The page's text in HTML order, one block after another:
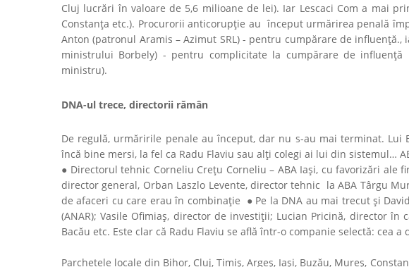
Cluj lucrări în valoare de 5,6 milioane de lei). Iar Lescaci Com a mai
Constanţa etc.). Procurorii anticorupţie au început urmărirea penală
Anton (patronul Aramis – Azimut SRL) - pentru cumpărare de
ministrului Borbely) - pentru complicitate la cumpărare de
ministru).
DNA-ul trece, directorii rămân
De regulă, urmăririle penale au început, dar nu s-au mai terminat.
încă bine mersi, la fel ca Radu Flaviu sau alţi colegi ai lui din sistemul…
● Directorul tehnic Corneliu Creţu Corneliu – ABA Iaşi, cu favorizări ale
director general, Orban Laszlo Levente, director tehnic la ABA Târgu
de afaceri cu care erau în combinaţie ● Pe la DNA au mai trecut şi
(ANAR); Vasile Ofimiaş, director de investiţii; Lucian Pricină, director
Bacău etc. Este clar că Radu Flaviu se află într-o companie selectă: cea
Parchetele locale din Bihor, Cluj, Timiş, Argeş, Iaşi, Buzău, Mureş,